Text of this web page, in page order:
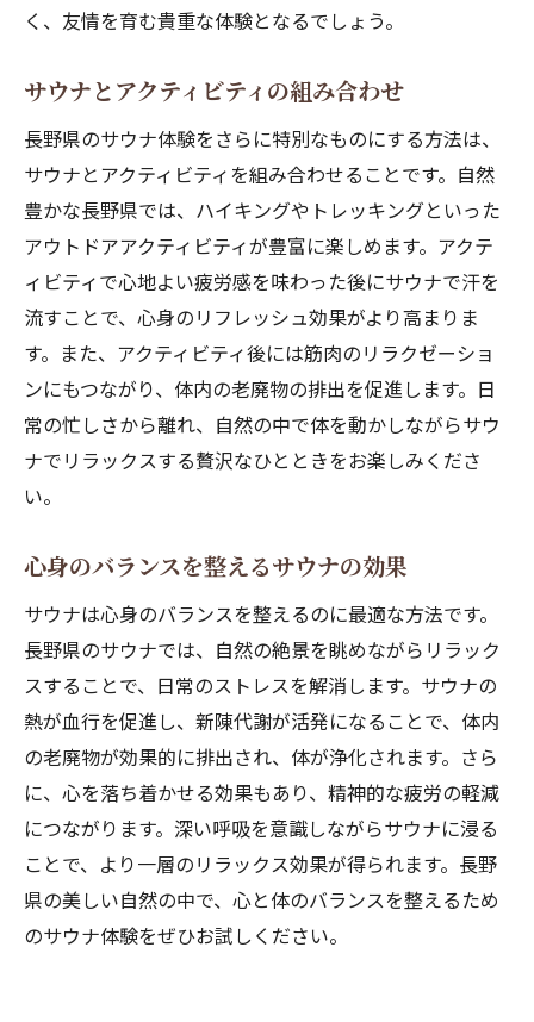
く、友情を育む貴重な体験となるでしょう。
サウナとアクティビティの組み合わせ
長野県のサウナ体験をさらに特別なものにする方法は、
サウナとアクティビティを組み合わせることです。自然
豊かな長野県では、ハイキングやトレッキングといった
アウトドアアクティビティが豊富に楽しめます。アクテ
ィビティで心地よい疲労感を味わった後にサウナで汗を
流すことで、心身のリフレッシュ効果がより高まりま
す。また、アクティビティ後には筋肉のリラクゼーショ
ンにもつながり、体内の老廃物の排出を促進します。日
常の忙しさから離れ、自然の中で体を動かしながらサウ
ナでリラックスする贅沢なひとときをお楽しみくださ
い。
心身のバランスを整えるサウナの効果
サウナは心身のバランスを整えるのに最適な方法です。
長野県のサウナでは、自然の絶景を眺めながらリラック
スすることで、日常のストレスを解消します。サウナの
熱が血行を促進し、新陳代謝が活発になることで、体内
の老廃物が効果的に排出され、体が浄化されます。さら
に、心を落ち着かせる効果もあり、精神的な疲労の軽減
につながります。深い呼吸を意識しながらサウナに浸る
ことで、より一層のリラックス効果が得られます。長野
県の美しい自然の中で、心と体のバランスを整えるため
のサウナ体験をぜひお試しください。